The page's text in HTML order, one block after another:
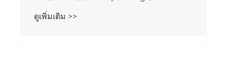
ดูเพิ่มเติม >>